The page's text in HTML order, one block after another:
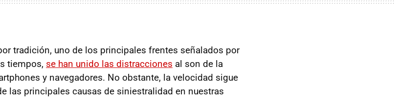
tradición, uno de los principales frentes señalados por
tiempos, se han unido las distracciones al son de la
y navegadores. No obstante, la velocidad sigue
las principales causas de siniestralidad en nuestras